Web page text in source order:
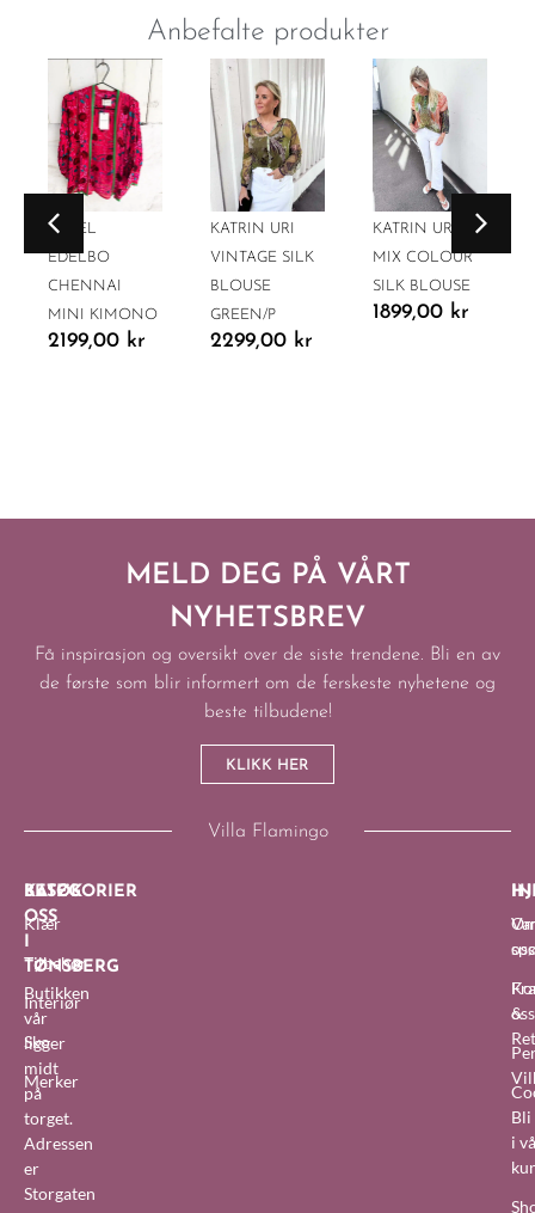
Anbefalte produkter
SISSEL
EDELBO
CHENNAI
MINI KIMONO
2199,00 kr
KATRIN URI
VINTAGE SILK
BLOUSE
GREEN/P
2299,00 kr
KATRIN URI
MIX COLOUR
SILK BLOUSE
1899,00 kr
MELD DEG PÅ VÅRT
NYHETSBREV
Få inspirasjon og oversikt over de siste trendene. Bli en av
de første som blir informert om de ferskeste nyhetene og
beste tilbudene!
KLIKK HER
Villa Flamingo
BESØK
OSS
TØNSBERG
Butikken
vår
ligger
midt
på
torget.
Adressen
er
Storgaten
KATEGORIER
Klær
Tilbehør
Interiør
Sko
Merker
oss
&
Bli
i
oss